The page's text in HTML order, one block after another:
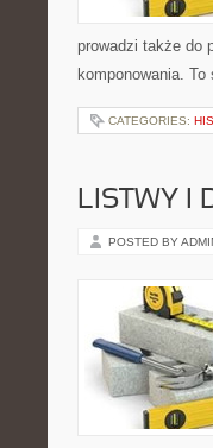
prowadzi także do
komponowania.
CATEGORIES:
LISTWY I
POSTED BY